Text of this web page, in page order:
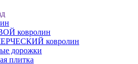
ковролин
ковролин
дорожки
плитка